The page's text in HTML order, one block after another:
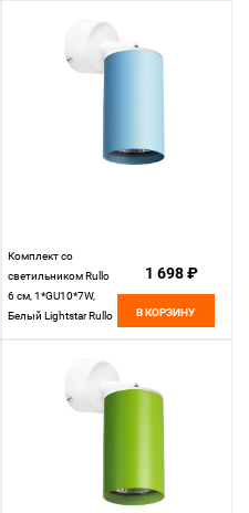
Комплект со
светильником Rullo
6 см, 1*GU10*7W,
Белый Lightstar Rullo
1 698 ₽
В КОРЗИНУ